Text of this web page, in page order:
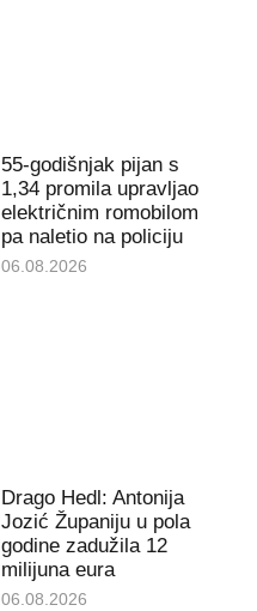
55-godišnjak pijan s
1,34 promila upravljao
električnim romobilom
pa naletio na policiju
06.08.2026
Drago Hedl: Antonija
Jozić Županiju u pola
godine zadužila 12
milijuna eura
06.08.2026